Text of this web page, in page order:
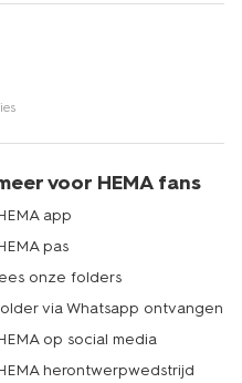
voor HEMA fans
app
pas
onze folders
via Whatsapp ontvangen
op social media
herontwerpwedstrijd